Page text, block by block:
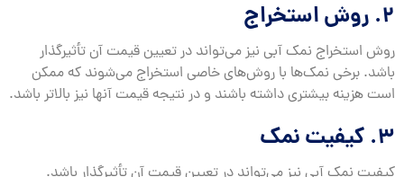
2. روش استخراج
روش استخراج نمک آبی نیز می‌تواند در تعیین قیمت آن تأثیرگذار
باشد. برخی نمک‌ها با روش‌های خاصی استخراج می‌شوند که ممکن
است هزینه بیشتری داشته باشند و در نتیجه قیمت آنها نیز بالاتر باشد.
3. کیفیت نمک